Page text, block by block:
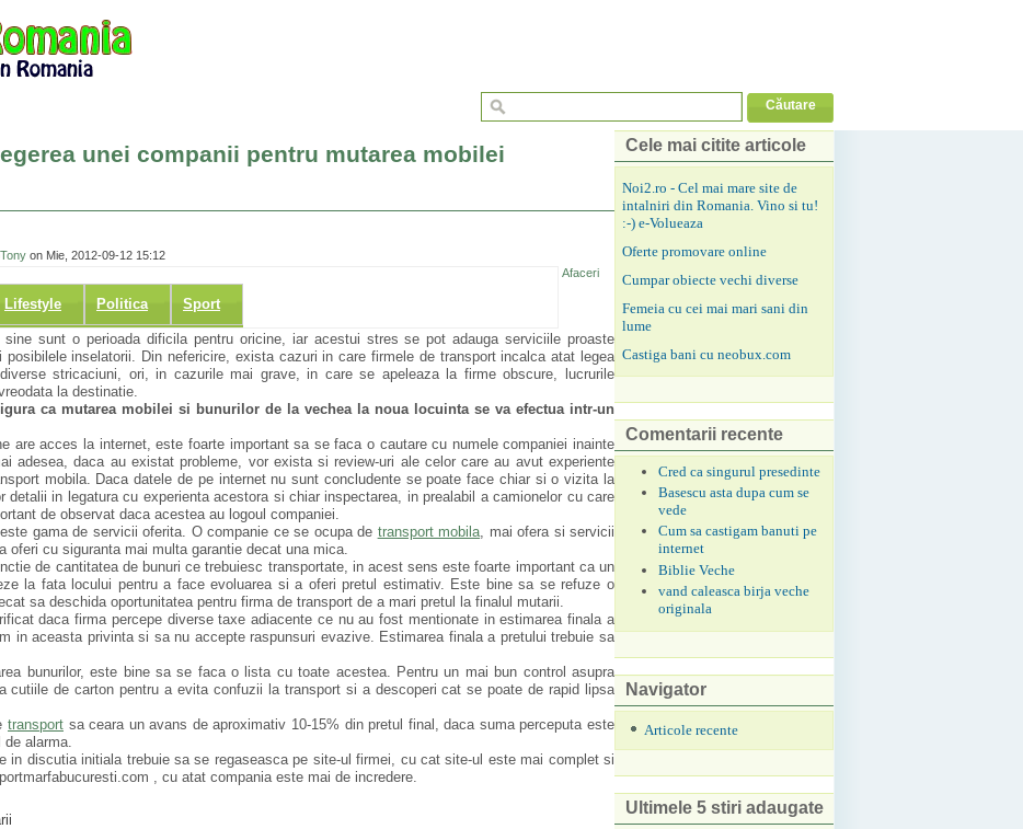
unei companii pentru mutarea mobilei
Lifestyle Politica Sport
on Mie, 2012-09-12 15:12
Afaceri
sunt o perioada dificila pentru oricine, iar acestui stres se pot adauga serviciile proaste
inselatorii. Din nefericire, exista cazuri in care firmele de transport incalca atat legea
stricaciuni, ori, in cazurile mai grave, in care se apeleaza la firme obscure, lucrurile
la destinatie.
ca mutarea mobilei si bunurilor de la vechea la noua locuinta se va efectua intr-un
are acces la internet, este foarte important sa se faca o cautare cu numele companiei inainte
adesea, daca au existat probleme, vor exista si review-uri ale celor care au avut experiente
mobila. Daca datele de pe internet nu sunt concludente se poate face chiar si o vizita la
detalii in legatura cu experienta acestora si chiar inspectarea, in prealabil a camionelor cu care
de observat daca acestea au logoul companiei.
gama de servicii oferita. O companie ce se ocupa de transport mobila, mai ofera si servicii
oferi cu siguranta mai multa garantie decat una mica.
de cantitatea de bunuri ce trebuiesc transportate, in acest sens este foarte important ca un
la fata locului pentru a face evoluarea si a oferi pretul estimativ. Este bine sa se refuze o
sa deschida oportunitatea pentru firma de transport de a mari pretul la finalul mutarii.
daca firma percepe diverse taxe adiacente ce nu au fost mentionate in estimarea finala a
in aceasta privinta si sa nu accepte raspunsuri evazive. Estimarea finala a pretului trebuie sa
bunurilor, este bine sa se faca o lista cu toate acestea. Pentru un mai bun control asupra
cutiile de carton pentru a evita confuzii la transport si a descoperi cat se poate de rapid lipsa
transport sa ceara un avans de aproximativ 10-15% din pretul final, daca suma perceputa este
de alarma.
in discutia initiala trebuie sa se regaseasca pe site-ul firmei, cu cat site-ul este mai complet si
, cu atat compania este mai de incredere.
Cele mai citite articole
Noi2.ro - Cel mai mare site de
intalniri din Romania. Vino si tu!
:-) e-Volueaza
Oferte promovare online
Cumpar obiecte vechi diverse
Femeia cu cei mai mari sani din
lume
Castiga bani cu neobux.com
Comentarii recente
Cred ca singurul presedinte
Basescu asta dupa cum se
vede
Cum sa castigam banuti pe
internet
Biblie Veche
vand caleasca birja veche
originala
Navigator
Articole recente
Ultimele 5 stiri adaugate